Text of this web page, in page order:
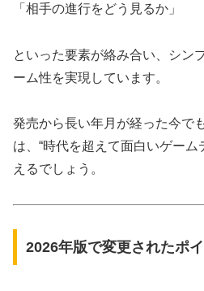
「相手の進行をどう見るか」
といった要素が絡み合い、シン
ーム性を実現しています。
発売から長い年月が経った今で
は、“時代を超えて面白いゲーム
えるでしょう。
2026年版で変更されたポ